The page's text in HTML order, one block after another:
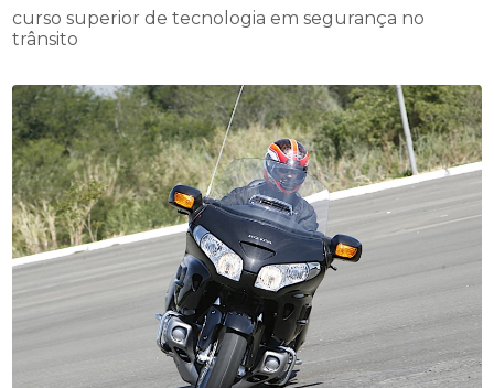
curso superior de tecnologia em segurança no
trânsito